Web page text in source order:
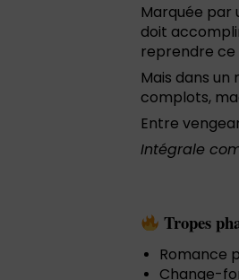
Marquée par
doit
reprendre ce
Mais dans
complots,
Entre
Intégrale
Tropes
Romance
Change-